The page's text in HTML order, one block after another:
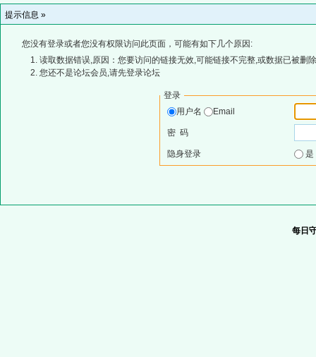
提示信息 »
您没有登录或者您没有权限访问此页面，可能有如下几个原因:
读取数据错误,原因：您要访问的链接无效,可能链接不完整,或数据已被删
您还不是论坛会员,请先登录论坛
登录
用户名
Email
密 码
隐身登录
每日